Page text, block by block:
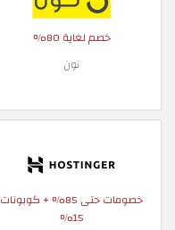
خصم لغاية 80%
نون
خصومات حتى 85% + كوبونات
15%